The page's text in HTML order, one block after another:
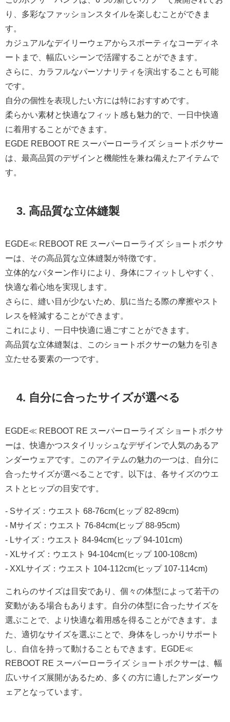
り、多彩なファッションスタイルを楽しむことができま
す。
カジュアルなデイリーウェアからスポーティなコーディネ
ートまで、幅広いシーンで活躍することができます。
さらに、カラフルなパーソナリティを演出することも可能
です。
自分の個性を表現したい方には特におすすめです。
柔らかい素材と快適なフィット感も魅力的で、一日中快適
に着用することができます。
EGDE REBOOT RE スーパーローライズ ショートボクサー
は、最高品質のデザインと機能性を兼ね備えたアイテムで
す。
3. 高品質な立体縫製
EGDE≪ REBOOT RE スーパーローライズ ショートボクサ
ーは、その高品質な立体縫製が特徴です。
立体的なパターン作りにより、身体にフィットしやすく、
快適な着心地を実現します。
さらに、縫い目が少ないため、肌に当たる際の摩擦やスト
レスを軽減することができます。
これにより、一日中快適に過ごすことができます。
高品質な立体縫製は、このショートボクサーの魅力を引き
立たせる要素の一つです。
4. 自分に合ったサイズが選べる
EGDE≪ REBOOT RE スーパーローライズ ショートボクサ
ーは、快適かつスタイリッシュなデザインで人気のあるア
ンダーウェアです。このアイテムの魅力の一つは、自分に
合ったサイズが選べることです。以下は、各サイズのウエ
ストとヒップの目安です。
- Sサイズ：ウエスト 68-76cm(ヒップ 82-89cm)
- Mサイズ：ウエスト 76-84cm(ヒップ 88-95cm)
- Lサイズ：ウエスト 84-94cm(ヒップ 94-101cm)
- XLサイズ：ウエスト 94-104cm(ヒップ 100-108cm)
- XXLサイズ：ウエスト 104-112cm(ヒップ 107-114cm)
これらのサイズは目安であり、個々の体型によって若干の
変動がある場合もあります。自分の体型に合ったサイズを
選ぶことで、より快適な着用感を得ることができます。ま
た、適切なサイズを選ぶことで、身体をしっかりサポート
し、自信を持って動けることもできます。EGDE≪
REBOOT RE スーパーローライズ ショートボクサーは、幅
広いサイズ展開があるため、多くの方に適したアンダーウ
ェアとなっています。